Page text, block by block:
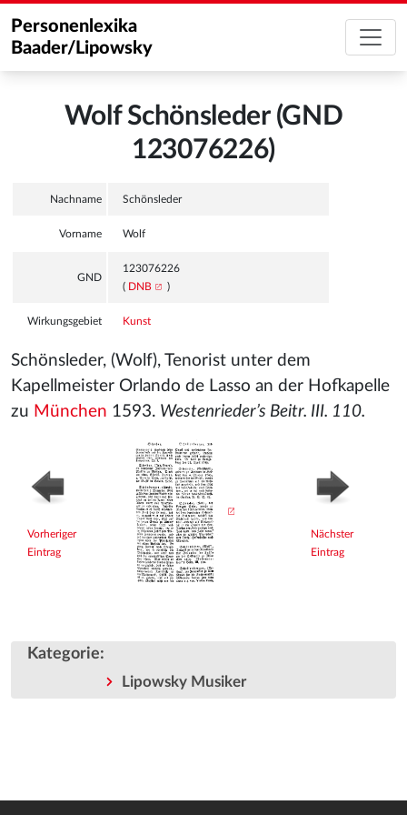
Personenlexika
Baader/Lipowsky
Wolf Schönsleder (GND
123076226)
Nachname Schönsleder
Vorname Wolf
GND
123076226
( DNB )
Wirkungsgebiet Kunst
Schönsleder, (Wolf), Tenorist unter dem
Kapellmeister Orlando de Lasso an der Hofkapelle
zu München 1593. Westenrieder’s Beitr. III. 110.
Vorheriger
Eintrag
Nächster
Eintrag
Kategorie:
Lipowsky Musiker